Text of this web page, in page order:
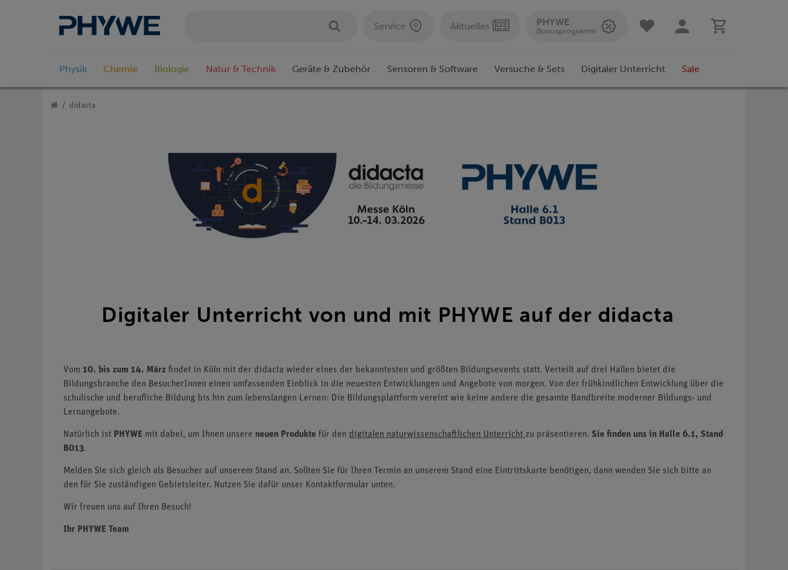
Service Aktuelles PHYWE
Bonusprogramm
Physik Chemie Biologie Natur & Technik Geräte & Zubehör Sensoren & Software Versuche & Sets Digitaler Unterricht Sale
didacta
Digitaler Unterricht von und mit PHYWE auf der didacta
Vom 10. bis zum 14. März findet in Köln mit der didacta wieder eines der bekanntesten und größten Bildungsevents statt. Verteilt auf drei Hallen bietet die
Bildungsbranche den BesucherInnen einen umfassenden Einblick in die neuesten Entwicklungen und Angebote von morgen. Von der frühkindlichen Entwicklung über die
schulische und berufliche Bildung bis hin zum lebenslangen Lernen: Die Bildungsplattform vereint wie keine andere die gesamte Bandbreite moderner Bildungs- und
Lernangebote.
Natürlich ist PHYWE mit dabei, um Ihnen unsere neuen Produkte für den digitalen naturwissenschaftlichen Unterricht zu präsentieren. Sie finden uns in Halle 6.1, Stand
B013.
Melden Sie sich gleich als Besucher auf unserem Stand an. Sollten Sie für Ihren Termin an unserem Stand eine Eintrittskarte benötigen, dann wenden Sie sich bitte an
den für Sie zuständigen Gebietsleiter. Nutzen Sie dafür unser Kontaktformular unten.
Wir freuen uns auf Ihren Besuch!
Ihr PHYWE Team